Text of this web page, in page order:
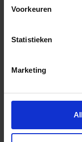
Voorkeuren
Statistieken
Marketing